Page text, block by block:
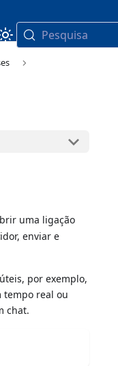
Pesquisa
uma ligação
enviar e
por exemplo,
tempo real ou
chat.